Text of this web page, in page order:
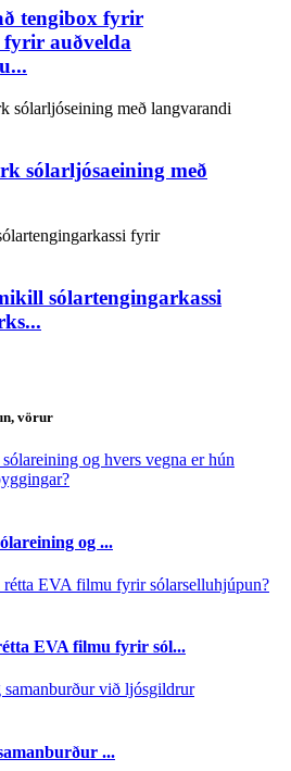
tengibox fyrir
auðvelda
sólarljósaeining með
sólartengingarkassi
vörur
og ...
EVA filmu fyrir sól...
...